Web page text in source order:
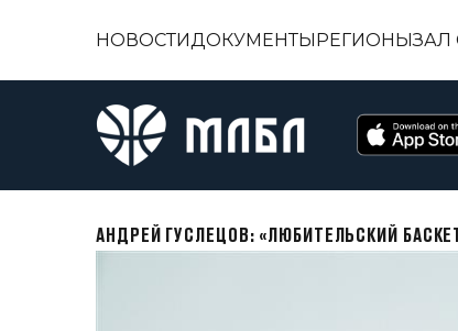
НОВОСТИДОКУМЕНТЫРЕГИОНЫЗАЛ
АНДРЕЙ ГУСЛЕЦОВ: «ЛЮБИТЕЛЬСКИЙ